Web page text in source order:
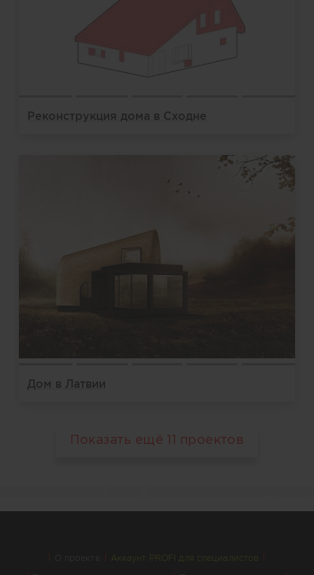
Реконструкция дома в Сходне
Дом в Латвии
Показать ещё 11 проектов
О проекте Аккаунт PROFI для специалистов